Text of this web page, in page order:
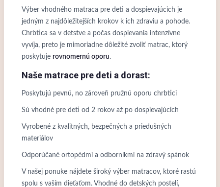
Výber vhodného matraca pre deti a dospievajúcich je
jedným z najdôležitejších krokov k ich zdraviu a pohode.
Chrbtica sa v detstve a počas dospievania intenzívne
vyvíja, preto je mimoriadne dôležité zvoliť matrac, ktorý
poskytuje rovnomernú oporu.
Naše matrace pre deti a dorast:
Poskytujú pevnú, no zároveň pružnú oporu chrbtici
Sú vhodné pre deti od 2 rokov až po dospievajúcich
Vyrobené z kvalitných, bezpečných a priedušných
materiálov
Odporúčané ortopédmi a odborníkmi na zdravý spánok
V našej ponuke nájdete široký výber matracov, ktoré rastú
spolu s vaším dieťaťom. Vhodné do detských postelí,